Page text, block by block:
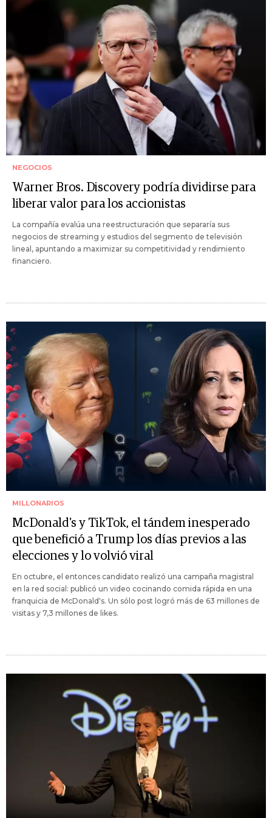
NEGOCIOS
Warner Bros. Discovery podría dividirse para
liberar valor para los accionistas
La compañía evalúa una reestructuración que separaría sus
negocios de streaming y estudios del segmento de televisión
lineal, apuntando a maximizar su competitividad y rendimiento
financiero.
MILLONARIOS
McDonald's y TikTok, el tándem inesperado
que benefició a Trump los días previos a las
elecciones y lo volvió viral
En octubre, el entonces candidato realizó una campaña magistral
en la red social: publicó un video cocinando comida rápida en una
franquicia de McDonald's. Un sólo post logró más de 63 millones de
visitas y 7,3 millones de likes.